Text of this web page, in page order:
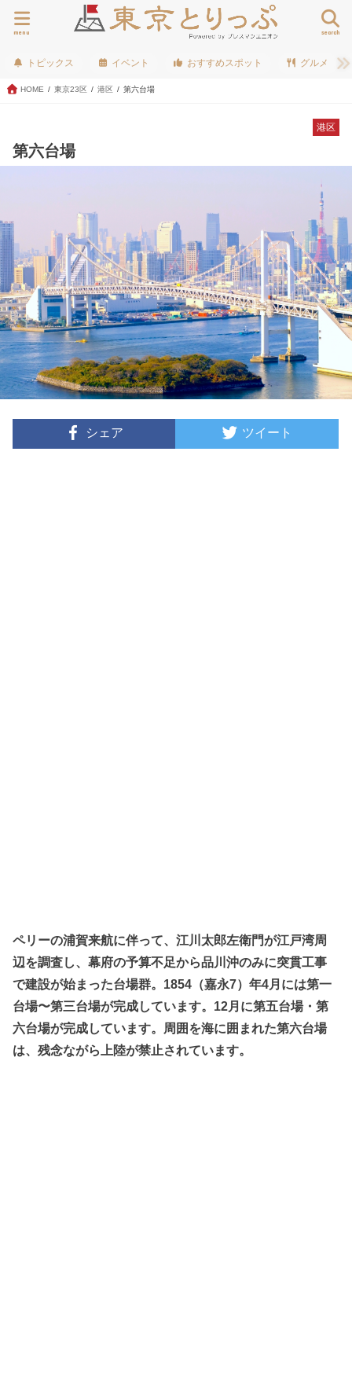
search
menu
トピックス イベント おすすめスポット グルメ
HOME 東京23区 港区 第六台場
港区
第六台場
シェア ツイート
ペリーの浦賀来航に伴って、江川太郎左衛門が江戸湾周
辺を調査し、幕府の予算不足から品川沖のみに突貫工事
で建設が始まった台場群。1854（嘉永7）年4月には第一
台場〜第三台場が完成しています。12月に第五台場・第
六台場が完成しています。周囲を海に囲まれた第六台場
は、残念ながら上陸が禁止されています。